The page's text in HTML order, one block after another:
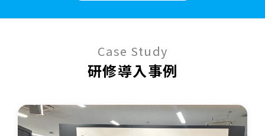
Case Study
研修導⼊事例